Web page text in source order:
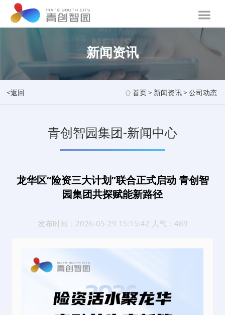
新闻资讯
<返回 首页> 新闻资讯>公司动态
青创智园集团-新闻中心
龙华区“险资三大计划”联合正式启动 青创智
园集团共探赋能新路径
发布时间：2026-05-29 15:15:42 人气：489